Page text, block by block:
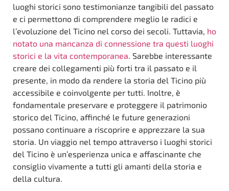
luoghi storici sono testimonianze tangibili del passato
e ci permettono di comprendere meglio le radici e
l’evoluzione del Ticino nel corso dei secoli. Tuttavia, ho
notato una mancanza di connessione tra questi luoghi
storici e la vita contemporanea. Sarebbe interessante
creare dei collegamenti più forti tra il passato e il
presente, in modo da rendere la storia del Ticino più
accessibile e coinvolgente per tutti. Inoltre, è
fondamentale preservare e proteggere il patrimonio
storico del Ticino, affinché le future generazioni
possano continuare a riscoprire e apprezzare la sua
storia. Un viaggio nel tempo attraverso i luoghi storici
del Ticino è un’esperienza unica e affascinante che
consiglio vivamente a tutti gli amanti della storia e
della cultura.